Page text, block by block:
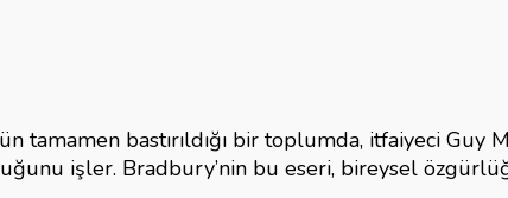
tamamen bastırıldığı bir toplumda, itfaiyeci Guy
işler. Bradbury’nin bu eseri, bireysel